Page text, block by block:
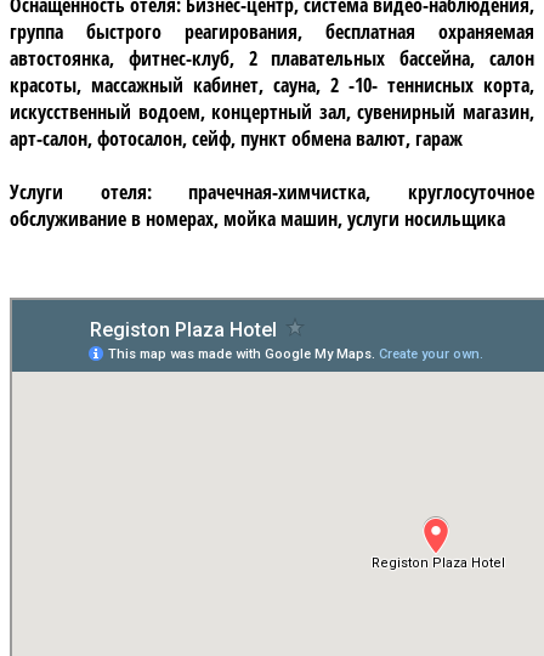
группа быстрого реагирования, бесплатная охраняемая
автостоянка, фитнес-клуб, 2 плавательных бассейна, салон
красоты, массажный кабинет, сауна, 2 -10- теннисных корта,
искусственный водоем, концертный зал, сувенирный магазин,
арт-салон, фотосалон, сейф, пункт обмена валют, гараж
Услуги отеля:прачечная-химчистка, круглосуточное
обслуживание в номерах, мойка машин, услуги носильщика